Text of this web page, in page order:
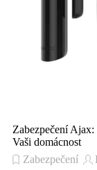
Zabezpečení
Vaši domácnost
Zabezpečení